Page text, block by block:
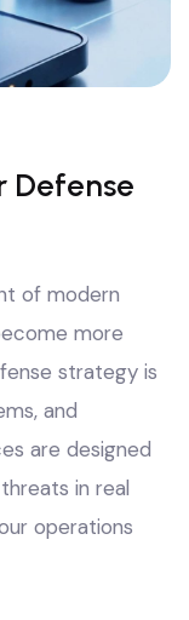
Defense
of modern
more
strategy is
and
are designed
in real
operations